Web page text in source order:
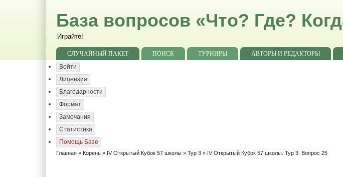
База вопросов «Что? Где?
Играйте!
СЛУЧАЙНЫЙ ПАКЕТ ПОИСК ТУРНИРЫ АВТОРЫ И РЕДАКТОРЫ
Войти
Лицензия
Благодарности
Формат
Замечания
Статистика
Помощь Базе
Главная » Корень » IV Открытый Кубок 57 школы »Тур 3 » IV Открытый Кубок 57 школы. Тур 3. Вопрос 25